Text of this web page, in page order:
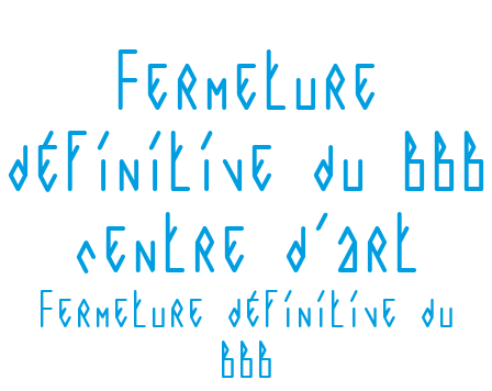
Fermeture
définitive du BBB
centre d'art
Fermeture définitive du
BBB